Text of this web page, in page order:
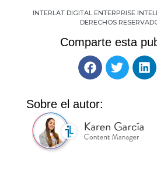
INTERLAT DIGITAL ENTERPRISE
DERECHOS
Comparte esta
Sobre el autor: